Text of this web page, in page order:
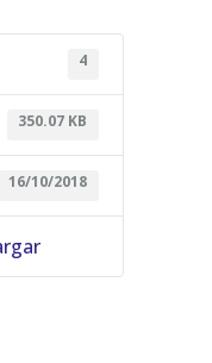
4
350.07 KB
16/10/2018